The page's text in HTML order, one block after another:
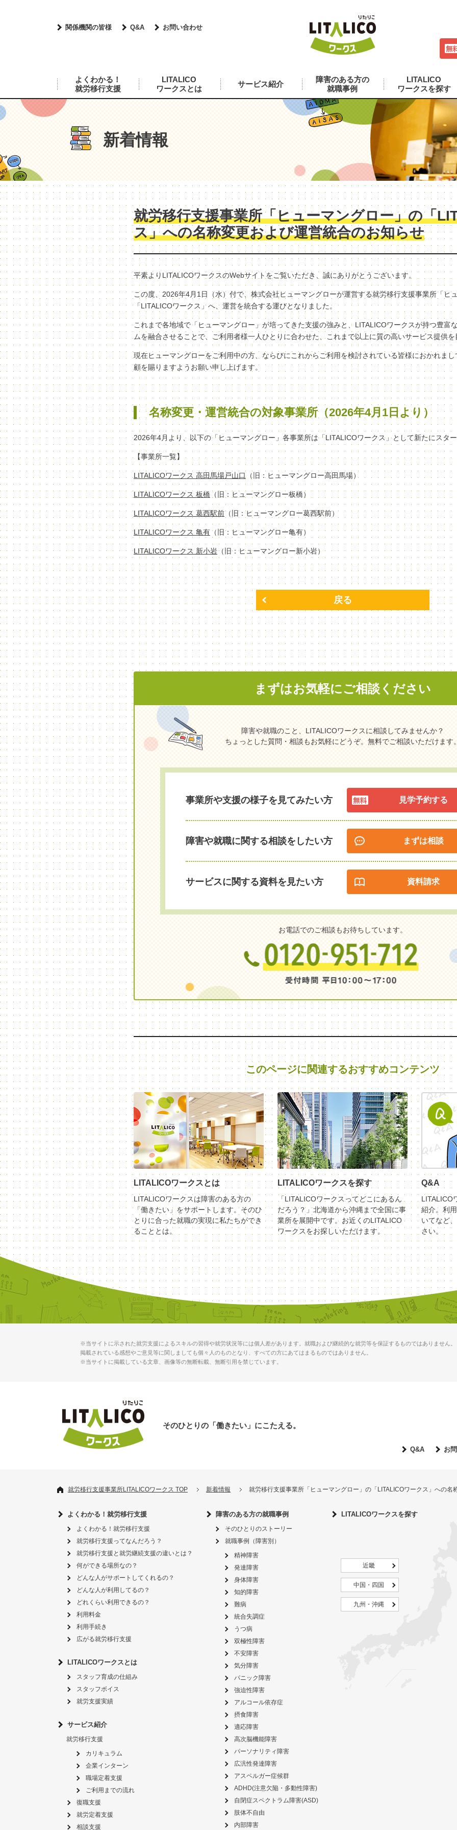
関係機関の皆様 Q&A お問い合わせ
よくわかる！
就労移行支援
LITALICO
ワークスとは
サービス紹介
障害のある方の
就職事例
LITALICO
ワークスを探す
新着情報
就労移行支援事業所「ヒューマングロー」の「
ス」への名称変更および運営統合のお知らせ
平素よりLITALICOワークスのWebサイトをご覧いただき、誠にありがとうございます。
この度、2026年4月1日（水）付で、株式会社ヒューマングローが運営する就労移行支援事業所「ヒ
「LITALICOワークス」へ、運営を統合する運びとなりました。
これまで各地域で「ヒューマングロー」が培ってきた支援の強みと、LITALICOワークスが持つ豊富
ムを融合させることで、ご利用者様一人ひとりに合わせた、これまで以上に質の高いサービス提供
現在ヒューマングローをご利用中の方、ならびにこれからご利用を検討されている皆様におかれま
顧を賜りますようお願い申し上げます。
名称変更・運営統合の対象事業所（2026年4月1日より）
2026年4月より、以下の「ヒューマングロー」各事業所は「LITALICOワークス」として新たにスタ
【事業所一覧】
LITALICOワークス 高田馬場戸山口 （旧：ヒューマングロー高田馬場）
LITALICOワークス 板橋 （旧：ヒューマングロー板橋）
LITALICOワークス 葛西駅前（旧：ヒューマングロー葛西駅前）
LITALICOワークス 亀有 （旧：ヒューマングロー亀有）
LITALICOワークス 新小岩（旧：ヒューマングロー新小岩）
戻る
まずはお気軽にご相談ください
障害や就職のこと、LITALICOワークスに相談してみませんか？
ちょっとした質問・相談もお気軽にどうぞ。無料でご相談いただけます
事業所や支援の様子を見てみたい方 見学予約する
障害や就職に関する相談をしたい方 まずは相談
サービスに関する資料を見たい方 資料請求
お電話でのご相談もお待ちしています。
このページに関連するおすすめコンテンツ
LITALICOワークスとは
LITALICOワークスは障害のある方の
「働きたい」をサポートします。そのひ
とりに合った就職の実現に私たちができ
ることとは。
LITALICOワークスを探す
「LITALICOワークスってどこにあるん
だろう？」北海道から沖縄まで全国に事
業所を展開中です。お近くのLITALICO
ワークスをお探しいただけます。
Q&A
LITALICO
紹介。利
いてなど
さい。
※当サイトに示された就労支援によるスキルの習得や就労状況等には個人差があります。就職および継続的な就労等を保証するものではありません。
掲載されている感想やご意見等に関しましても個々人のものとなり、すべての方にあてはまるものではありません。
※当サイトに掲載している文章、画像等の無断転載、無断引用を禁じています。
そのひとりの「働きたい」にこたえる。
Q&A お
就労移行支援事業所LITALICOワークス TOP 新着情報 就労移行支援事業所「ヒューマングロー」の「LITALICOワークス」への名
よくわかる！就労移行支援
よくわかる！就労移行支援
就労移行支援ってなんだろう？
就労移行支援と就労継続支援の違いとは？
何ができる場所なの？
どんな人がサポートしてくれるの？
どんな人が利用してるの？
どれくらい利用できるの？
利用料金
利用手続き
広がる就労移行支援
LITALICOワークスとは
スタッフ育成の仕組み
スタッフボイス
就労支援実績
サービス紹介
就労移行支援
カリキュラム
企業インターン
職場定着支援
ご利用までの流れ
復職支援
就労定着支援
相談支援
障害のある方の就職事例
そのひとりのストーリー
就職事例（障害別）
精神障害
発達障害
身体障害
知的障害
難病
統合失調症
うつ病
双極性障害
不安障害
気分障害
パニック障害
強迫性障害
アルコール依存症
摂食障害
適応障害
高次脳機能障害
パーソナリティ障害
広汎性発達障害
アスペルガー症候群
ADHD(注意欠陥・多動性障害)
自閉症スペクトラム障害(ASD)
肢体不自由
内部障害
LITALICOワークスを探す
近畿
中国・四国
九州・沖縄